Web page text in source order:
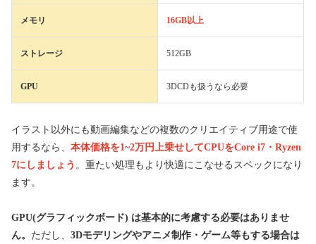
メモリ 16GB以上
ストレージ 512GB
GPU 3DCDも扱うなら必要
イラスト以外にも動画編集などの複数のクリエイティブ用途で使
用するなら、 本体価格を1~2万円上乗せしてCPUをCore i7・Ryzen
7にしましょう 。重たい処理もより快適にこなせるスペックになり
ます。
GPU(グラフィックボード) は基本的に考慮する必要はありませ
ん。 ただし、 3Dモデリングやアニメ制作・ゲーム等もする場合は